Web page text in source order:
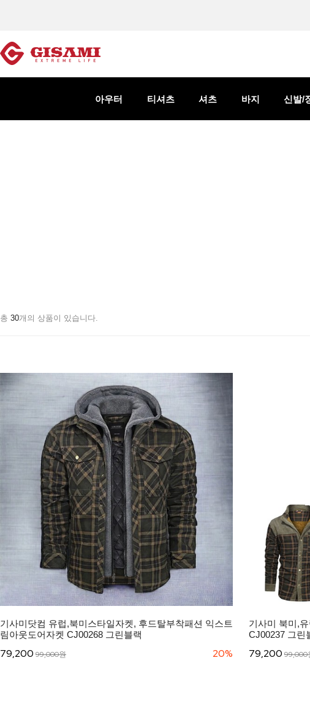
아우터 티셔츠 셔츠 바지 신발/
총 30개의 상품이 있습니다.
기사미닷컴 유럽,북미스타일자켓, 후드탈부착패션 익스트
림아웃도어자켓 CJ00268 그린블랙
79,200 99,000원 20%
기사미 북미,
CJ00237 그린
79,200 99,000